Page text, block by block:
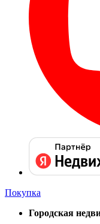
Покупка
Городская